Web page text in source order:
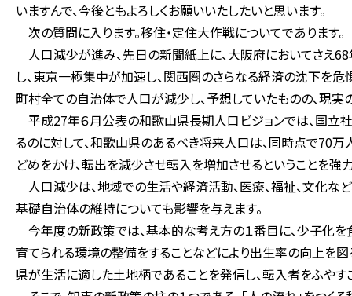
いますんで、今後ともよろしくお願いいたしたいと思います。
次の質問に入ります。移住・定住大作戦についてであります。
人口減少が進み、先日の新聞紙上に、大阪府においてさえ
し、東京一極集中が加速し、関西圏のさらなる経済の沈下を
町村全ての自治体で人口が減少し、予想していたものの、現実
平成27年６月公表の和歌山県長期人口ビジョンでは、国
るのに対して、和歌山県のあるべき将来人口は、同時点で70
どめをかけ、転出を減少させ転入を増加させるということを
人口減少は、地域での生活や経済活動、医療、福祉、文化な
基礎自治体の維持についても影響を与えます。
今年度の新政策では、基本的な考え方の１番目に、少子化
育てられる環境の整備をすることなどにより出生率の向上を図
県が生活に適した土地柄であることを発信し、転入者をふやす